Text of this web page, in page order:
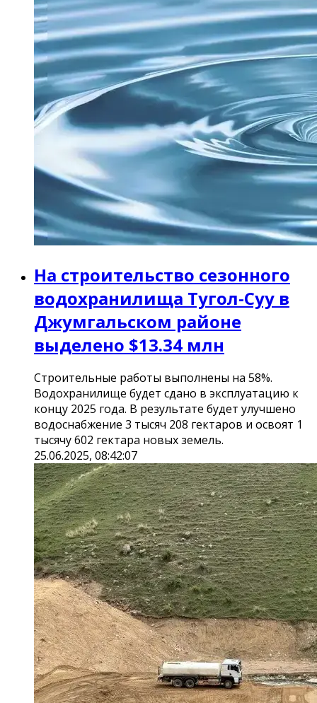
На строительство сезонного
водохранилища Тугол-Суу в
Джумгальском районе
выделено $13.34 млн
Строительные работы выполнены на 58%.
Водохранилище будет сдано в эксплуатацию к
концу 2025 года. В результате будет улучшено
водоснабжение 3 тысяч 208 гектаров и освоят 1
тысячу 602 гектара новых земель.
25.06.2025, 08:42:07